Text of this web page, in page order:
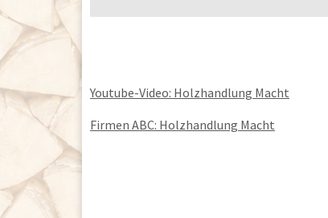
Youtube-Video: Holzhandlung Macht
Firmen ABC: Holzhandlung Macht